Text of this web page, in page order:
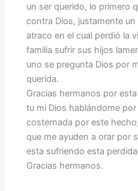
un ser querido, lo primero
contra Dios, justamente
atraco en el cual perdió la
familia sufrir sus hijos
uno se pregunta Dios por
querida.
Gracias hermanos por
tu mi Dios hablándome
costernada por este
que me ayuden a orar por
esta sufriendo esta
Gracias hermanos.